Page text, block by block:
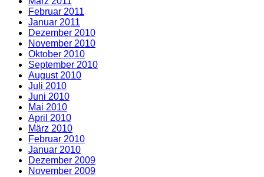
Februar 2011
Januar 2011
Dezember 2010
November 2010
Oktober 2010
September 2010
August 2010
Juli 2010
Juni 2010
Mai 2010
April 2010
März 2010
Februar 2010
Januar 2010
Dezember 2009
November 2009